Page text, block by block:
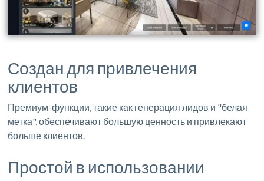
Создан для привлечения
клиентов
Премиум-функции, такие как генерация лидов и "белая
метка", обеспечивают большую ценность и привлекают
больше клиентов.
Простой в использовании